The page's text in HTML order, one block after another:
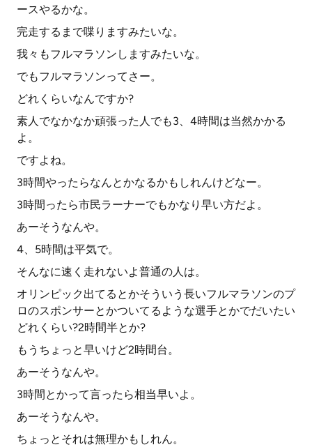
ースやるかな。
完走するまで喋りますみたいな。
我々もフルマラソンしますみたいな。
でもフルマラソンってさー。
どれくらいなんですか?
素人でなかなか頑張った人でも3、4時間は当然かかる
よ。
ですよね。
3時間やったらなんとかなるかもしれんけどなー。
3時間ったら市民ラーナーでもかなり早い方だよ。
あーそうなんや。
4、5時間は平気で。
そんなに速く走れないよ普通の人は。
オリンピック出てるとかそういう長いフルマラソンのプ
ロのスポンサーとかついてるような選手とかでだいたい
どれくらい?2時間半とか?
もうちょっと早いけど2時間台。
あーそうなんや。
3時間とかって言ったら相当早いよ。
あーそうなんや。
ちょっとそれは無理かもしれん。